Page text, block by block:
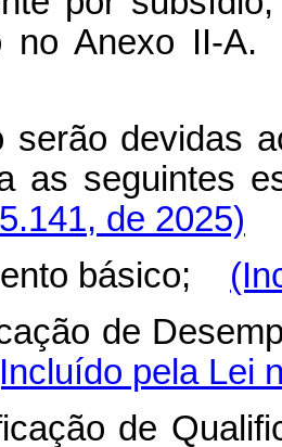
no Anexo II-A.
devidas
as seguintes
de 2025)
básico;
de
pela Lei
de